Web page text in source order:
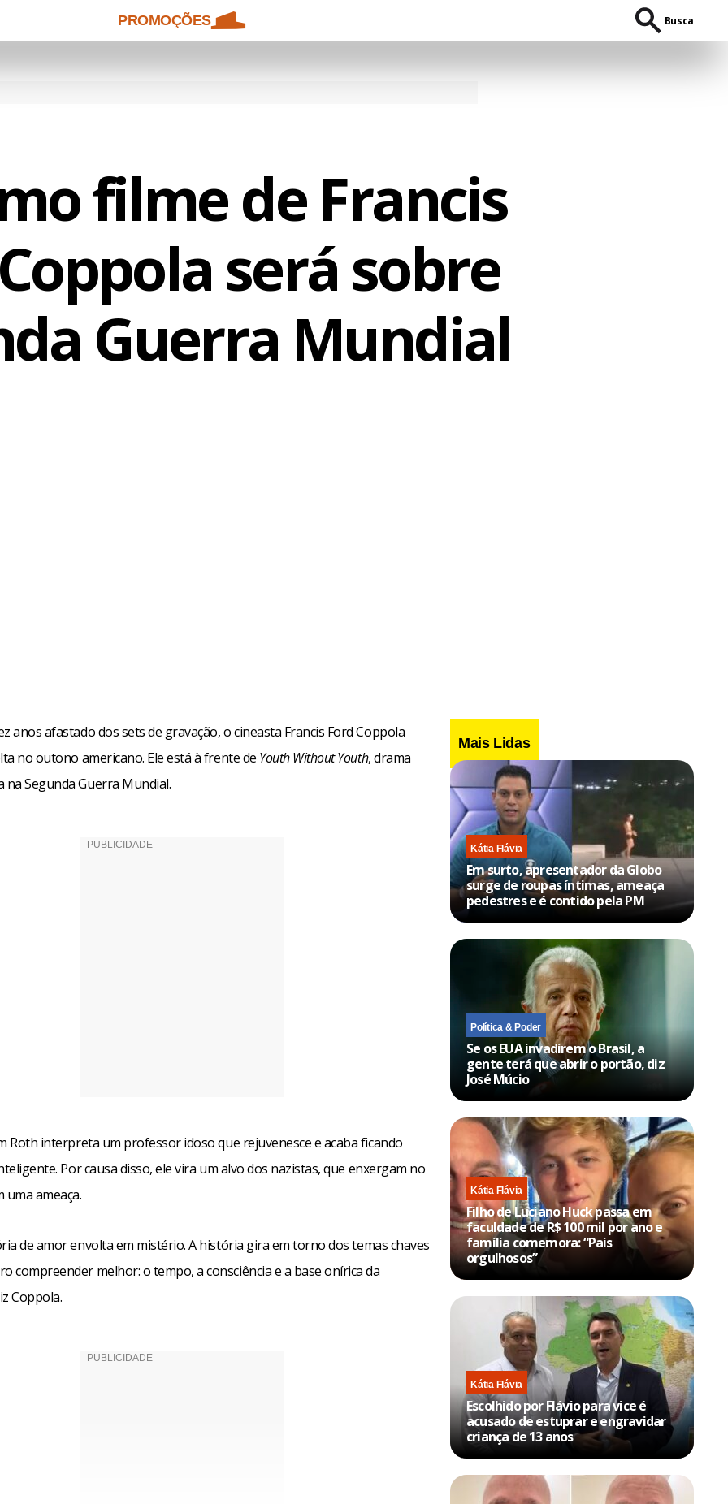
PROMOÇÕES Busca
filme de Francis
será sobre
Guerra Mundial
anos afastado dos sets de gravação, o cineasta Francis Ford Coppola
no outono americano. Ele está à frente de Youth Without Youth, drama
na Segunda Guerra Mundial.
Roth interpreta um professor idoso que rejuvenesce e acaba ficando
Por causa disso, ele vira um alvo dos nazistas, que enxergam no
uma ameaça.
de amor envolta em mistério. A história gira em torno dos temas chaves
compreender melhor: o tempo, a consciência e a base onírica da
Coppola.
Mais Lidas
Kátia Flávia
Em surto, apresentador da Globo
surge de roupas íntimas, ameaça
pedestres e é contido pela PM
Política & Poder
Se os EUA invadirem o Brasil, a
gente terá que abrir o portão, diz
José Múcio
Kátia Flávia
Filho de Luciano Huck passa em
faculdade de R$ 100 mil por ano e
família comemora: “Pais
orgulhosos”
Kátia Flávia
Escolhido por Flávio para vice é
acusado de estuprar e engravidar
criança de 13 anos